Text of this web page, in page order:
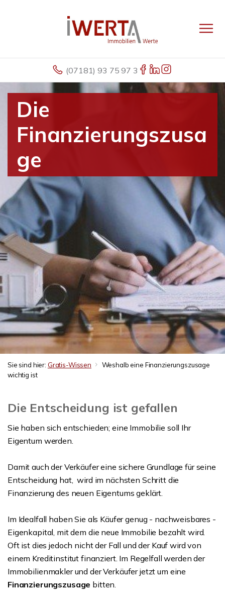
(07181) 93 75 97 3
Die
Finanzierungszusa
ge
Sie sind hier: Gratis-Wissen
Weshalb eine Finanzierungszusage
wichtig ist
Die Entscheidung ist gefallen
Sie haben sich entschieden; eine Immobilie soll Ihr
Eigentum werden.
Damit auch der Verkäufer eine sichere Grundlage für seine
Entscheidung hat, wird im nächsten Schritt die
Finanzierung des neuen Eigentums geklärt.
Im Idealfall haben Sie als Käufer genug - nachweisbares -
Eigenkapital, mit dem die neue Immobilie bezahlt wird.
Oft ist dies jedoch nicht der Fall und der Kauf wird von
einem Kreditinstitut finanziert. Im Regelfall werden der
Immobilienmakler und der Verkäufer jetzt um eine
Finanzierungszusage bitten.